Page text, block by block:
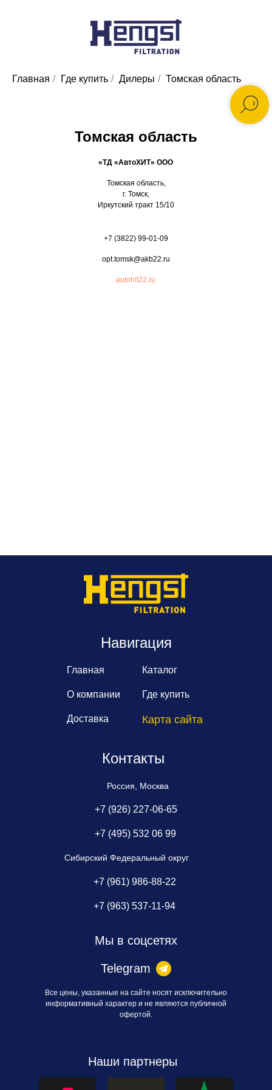
Главная / Где купить / Дилеры / Томская область
«ТД «АвтоХИТ» ООО
autohit22.ru
Томская область,
г. Томск,
Иркутский тракт 15/10
+7 (3822) 99-01-09
opt.tomsk@akb22.ru
Томская область
Все цены, указанные на сайте носят исключительно
информативный характер и не являются публичной
офертой.
Навигация
Главная
О компании
Каталог
Где купить
Карта сайта
Доставка
Мы в соцсетях
Telegram
Наши партнеры
Контакты
+7 (963) 537-11-94
+7 (961) 986-88-22
Сибирский Федеральный округ
+7 (926) 227-06-65
+7 (495) 532 06 99
Россия, Москва